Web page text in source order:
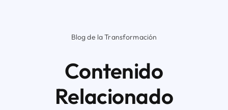
Blog de la Transformación
Contenido
Relacionado